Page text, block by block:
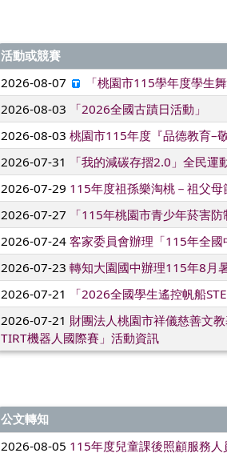
活動或競賽
2026-08-07
「桃園市115學年度學生
2026-08-03
「2026全國古蹟日活動」
2026-08-03桃園市115年度『品德教育–
2026-07-31
「我的減碳存摺2.0」全民運
2026-07-29 115年度祖孫樂淘桃－祖父母
2026-07-27
「115年桃園市青少年菸害防
2026-07-24客家委員會辦理「115年全國
2026-07-23轉知大園國中辦理115年8月
2026-07-21
「2026全國學生遙控帆船
2026-07-21 財團法人桃園市祥儀慈善文
TIRT機器人國際賽」活動資訊
公文轉知
2026-08-05 115年度兒童課後照顧服務